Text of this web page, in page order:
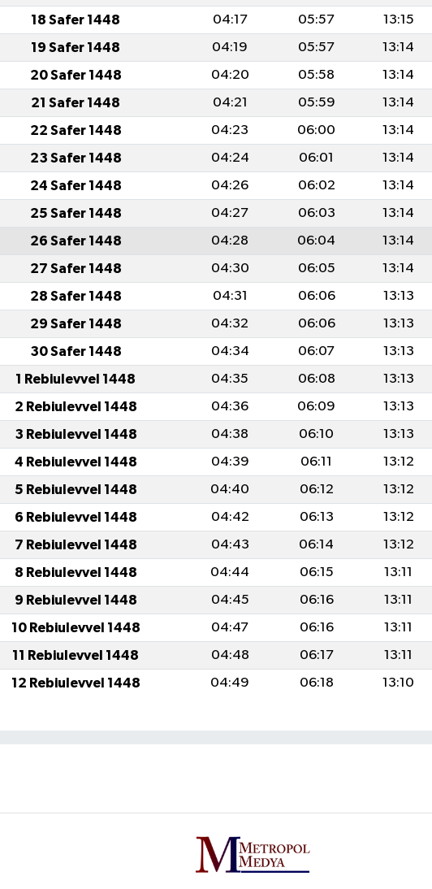
18 Safer 1448 04:17 05:57 13:15
19 Safer 1448 04:19 05:57 13:14
20 Safer 1448 04:20 05:58 13:14
21 Safer 1448 04:21 05:59 13:14
22 Safer 1448 04:23 06:00 13:14
23 Safer 1448 04:24 06:01 13:14
24 Safer 1448 04:26 06:02 13:14
25 Safer 1448 04:27 06:03 13:14
26 Safer 1448 04:28 06:04 13:14
27 Safer 1448 04:30 06:05 13:14
28 Safer 1448 04:31 06:06 13:13
29 Safer 1448 04:32 06:06 13:13
30 Safer 1448 04:34 06:07 13:13
1 Rebiulevvel 1448 04:35 06:08 13:13
2 Rebiulevvel 1448 04:36 06:09 13:13
3 Rebiulevvel 1448 04:38 06:10 13:13
4 Rebiulevvel 1448 04:39 06:11 13:12
5 Rebiulevvel 1448 04:40 06:12 13:12
6 Rebiulevvel 1448 04:42 06:13 13:12
7 Rebiulevvel 1448 04:43 06:14 13:12
8 Rebiulevvel 1448 04:44 06:15 13:11
9 Rebiulevvel 1448 04:45 06:16 13:11
10 Rebiulevvel 1448 04:47 06:16 13:11
11 Rebiulevvel 1448 04:48 06:17 13:11
12 Rebiulevvel 1448 04:49 06:18 13:10